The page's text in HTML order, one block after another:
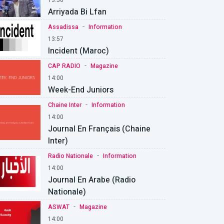
Arriyada Bi Lfan
Assadissa - Information
13:57
Incident (Maroc)
CAP RADIO - Magazine
14:00
Week-End Juniors
Chaine Inter - Information
14:00
Journal En Français (Chaine
Inter)
Radio Nationale - Information
14:00
Journal En Arabe (Radio
Nationale)
ASWAT - Magazine
14:00